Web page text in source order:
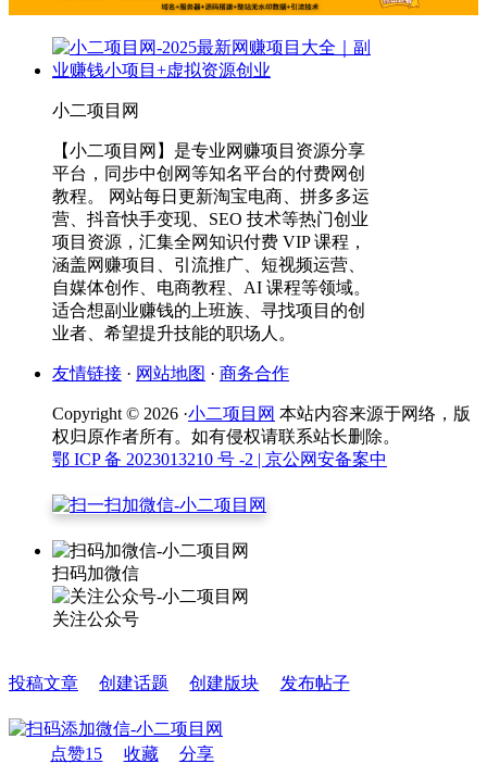
小二项目网
【小二项目网】是专业网赚项目资源分享
平台，同步中创网等知名平台的付费网创
教程。 网站每日更新淘宝电商、拼多多运
营、抖音快手变现、SEO 技术等热门创业
项目资源，汇集全网知识付费 VIP 课程，
涵盖网赚项目、引流推广、短视频运营、
自媒体创作、电商教程、AI 课程等领域。
适合想副业赚钱的上班族、寻找项目的创
业者、希望提升技能的职场人。
友情链接 · 网站地图 · 商务合作
Copyright © 2026 ·小二项目网 本站内容来源于网络，版
权归原作者所有。如有侵权请联系站长删除。
鄂 ICP 备 2023013210 号 -2 | 京公网安备案中
扫码加微信
关注公众号
投稿文章 创建话题 创建版块 发布帖子
点赞15 收藏
分享